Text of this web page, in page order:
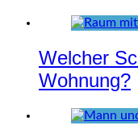
Welcher
Wohnung?